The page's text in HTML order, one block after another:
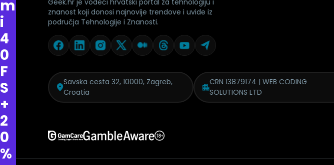
m
i
4
0
F
S
+
2
0
%
Geek.hr je vodeći hrvatski portal za tehnologiju i
znanost koji donosi najnovije trendove i uvide iz
područja Tehnologije i Znanosti.
Savska cesta 32, 10000, Zagreb,
Croatia
CRN 13879174 | WEB CODING
SOLUTIONS LTD